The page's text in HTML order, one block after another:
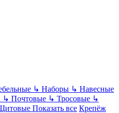
↳ Наборы ↳ Навесные
↳ Почтовые ↳ Тросовые ↳
Показать все Крепёж